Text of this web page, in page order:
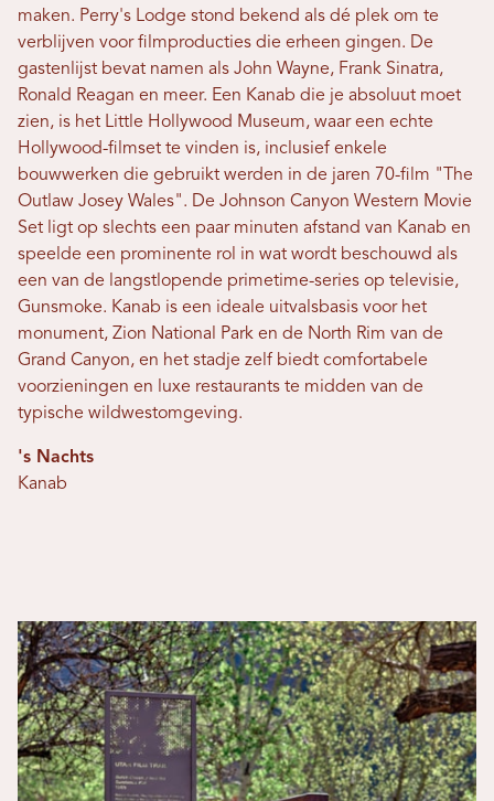
maken. Perry's Lodge stond bekend als dé plek om te
verblijven voor filmproducties die erheen gingen. De
gastenlijst bevat namen als John Wayne, Frank Sinatra,
Ronald Reagan en meer. Een Kanab die je absoluut moet
zien, is het Little Hollywood Museum, waar een echte
Hollywood-filmset te vinden is, inclusief enkele
bouwwerken die gebruikt werden in de jaren 70-film "The
Outlaw Josey Wales". De Johnson Canyon Western Movie
Set ligt op slechts een paar minuten afstand van Kanab en
speelde een prominente rol in wat wordt beschouwd als
een van de langstlopende primetime-series op televisie,
Gunsmoke. Kanab is een ideale uitvalsbasis voor het
monument, Zion National Park en de North Rim van de
Grand Canyon, en het stadje zelf biedt comfortabele
voorzieningen en luxe restaurants te midden van de
typische wildwestomgeving.
's Nachts
Kanab